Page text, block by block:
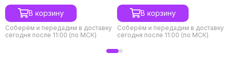
В корзину
Соберём и передадим в доставку
сегодня после 11:00 (по МСК)
В корзину
Соберём и передадим в доставку
сегодня после 11:00 (по МСК)